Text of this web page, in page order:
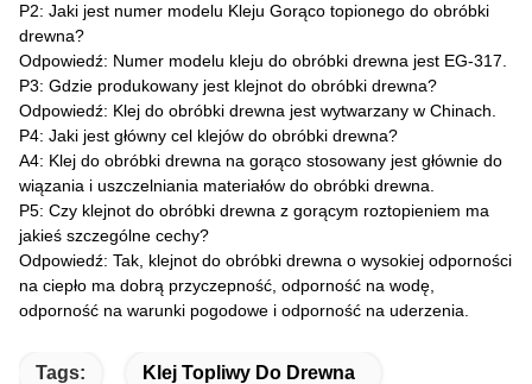
P2: Jaki jest numer modelu Kleju Gorąco topionego do obróbki
drewna?
Odpowiedź: Numer modelu kleju do obróbki drewna jest EG-317.
P3: Gdzie produkowany jest klejnot do obróbki drewna?
Odpowiedź: Klej do obróbki drewna jest wytwarzany w Chinach.
P4: Jaki jest główny cel klejów do obróbki drewna?
A4: Klej do obróbki drewna na gorąco stosowany jest głównie do
wiązania i uszczelniania materiałów do obróbki drewna.
P5: Czy klejnot do obróbki drewna z gorącym roztopieniem ma
jakieś szczególne cechy?
Odpowiedź: Tak, klejnot do obróbki drewna o wysokiej odporności
na ciepło ma dobrą przyczepność, odporność na wodę,
odporność na warunki pogodowe i odporność na uderzenia.
Tags: Klej Topliwy Do Drewna